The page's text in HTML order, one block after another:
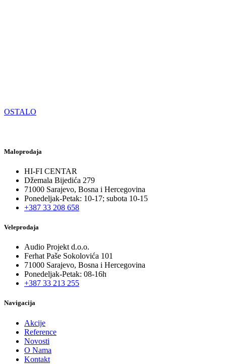
OSTALO
Maloprodaja
HI-FI CENTAR
Džemala Bijedića 279
71000 Sarajevo, Bosna i Hercegovina
Ponedeljak-Petak: 10-17; subota 10-15
+387 33 208 658
Veleprodaja
Audio Projekt d.o.o.
Ferhat Paše Sokolovića 101
71000 Sarajevo, Bosna i Hercegovina
Ponedeljak-Petak: 08-16h
+387 33 213 255
Navigacija
Akcije
Reference
Novosti
O Nama
Kontakt